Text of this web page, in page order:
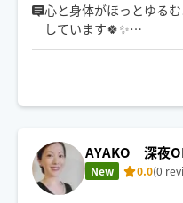
心と身体がほっとゆる
しています🍀✨
強さ調整も遠慮なくお
スケジュール以外でご
下さい🧸ིྀ
AYAKO 深夜
いる方大歓迎
New 0.0(0